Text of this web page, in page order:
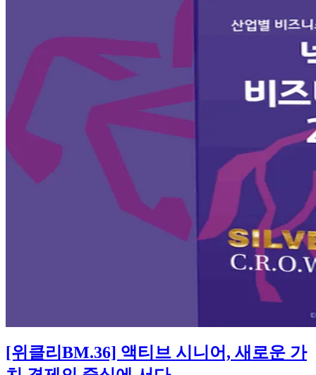
[위클리BM.36] 액티브 시니어, 새로운 가